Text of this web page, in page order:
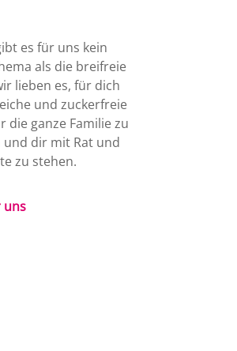
es für uns kein
als die breifreie
lieben es, für dich
und zuckerfreie
die ganze Familie zu
und dir mit Rat und
zu stehen.
uns